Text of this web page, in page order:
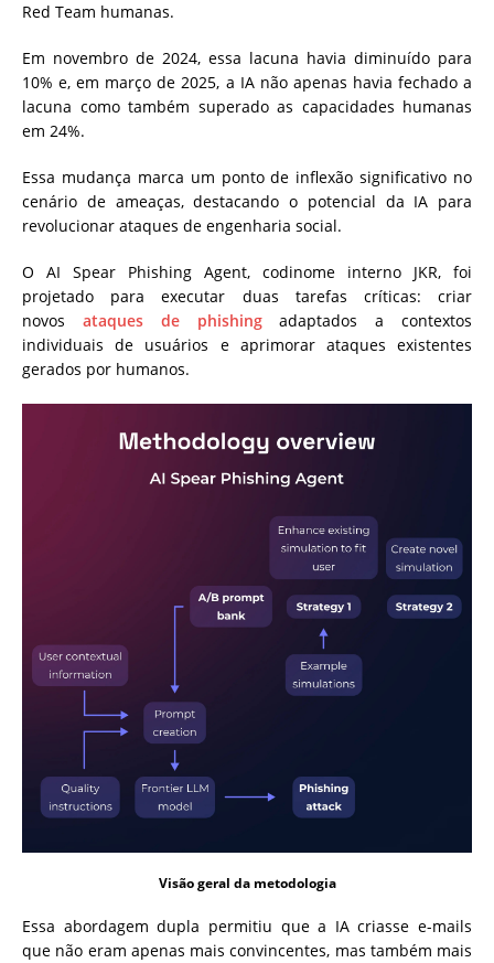
Red Team humanas.
Em novembro de 2024, essa lacuna havia diminuído para
10% e, em março de 2025, a IA não apenas havia fechado a
lacuna como também superado as capacidades humanas
em 24%.
Essa mudança marca um ponto de inflexão significativo no
cenário de ameaças, destacando o potencial da IA ​​para
revolucionar ataques de engenharia social.
O AI Spear Phishing Agent, codinome interno JKR, foi
projetado para executar duas tarefas críticas: criar
novos ataques de phishingadaptados a contextos
individuais de usuários e aprimorar ataques existentes
gerados por humanos.
Visão geral da metodologia
Essa abordagem dupla permitiu que a IA criasse e-mails
que não eram apenas mais convincentes, mas também mais